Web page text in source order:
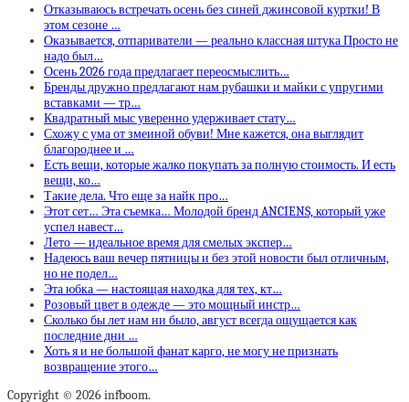
Отказываюсь встречать осень без синей джинсовой куртки! В
этом сезоне …
Оказывается, отпариватели — реально классная штука Просто не
надо был…
Осень 2026 года предлагает переосмыслить…
Бренды дружно предлагают нам рубашки и майки с упругими
вставками — тр…
Квадратный мыс уверенно удерживает стату…
Схожу с ума от змеиной обуви! Мне кажется, она выглядит
благороднее и …
Есть вещи, которые жалко покупать за полную стоимость. И есть
вещи, ко…
Такие дела. Что еще за найк про…
Этот сет… Эта съемка… Молодой бренд ANCIENS, который уже
успел навест…
Лето — идеальное время для смелых экспер…
Надеюсь ваш вечер пятницы и без этой новости был отличным,
но не подел…
Эта юбка — настоящая находка для тех, кт…
Розовый цвет в одежде — это мощный инстр…
Сколько бы лет нам ни было, август всегда ощущается как
последние дни …
Хоть я и не большой фанат карго, не могу не признать
возвращение этого…
Copyright © 2026 infboom.